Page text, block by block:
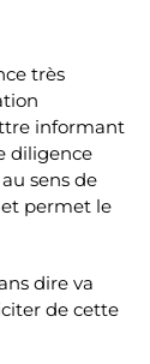
très
informant
diligence
sens de
et permet le
dire va
de cette